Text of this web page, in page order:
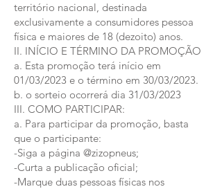
território nacional, destinada
exclusivamente a consumidores pessoa
física e maiores de 18 (dezoito) anos.
II. INÍCIO E TÉRMINO DA PROMOÇÃO
a. Esta promoção terá início em
01/03/2023 e o término em 30/03/2023.
b. o sorteio ocorrerá dia 31/03/2023
III. COMO PARTICIPAR:
a. Para participar da promoção, basta
que o participante:
-Siga a página @zizopneus;
-Curta a publicação oficial;
-Marque duas pessoas físicas nos